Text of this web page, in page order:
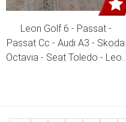
Leon Golf 6 - Passat -
Passat Cc - Audı A3 - Skoda
Octavia - Seat Toledo - Leon